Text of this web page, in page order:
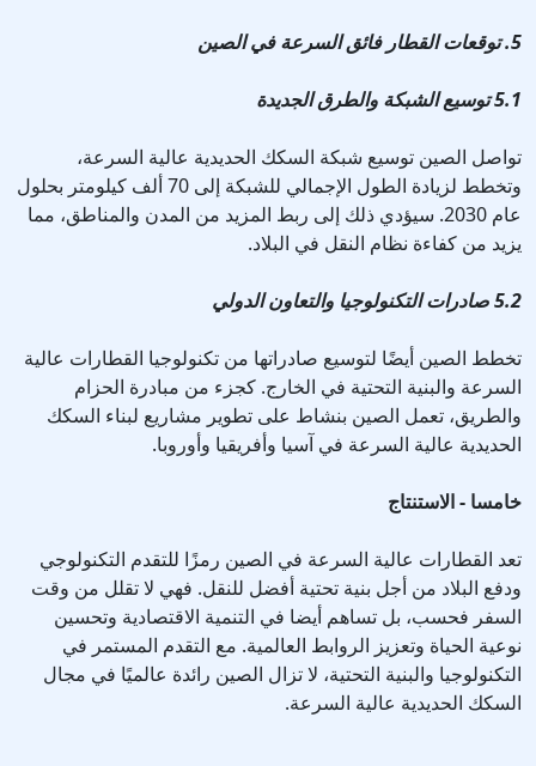
5. توقعات القطار فائق السرعة في الصين
5.1 توسيع الشبكة والطرق الجديدة
تواصل الصين توسيع شبكة السكك الحديدية عالية السرعة،
وتخطط لزيادة الطول الإجمالي للشبكة إلى 70 ألف كيلومتر بحلول
عام 2030. سيؤدي ذلك إلى ربط المزيد من المدن والمناطق، مما
يزيد من كفاءة نظام النقل في البلاد.
5.2 صادرات التكنولوجيا والتعاون الدولي
تخطط الصين أيضًا لتوسيع صادراتها من تكنولوجيا القطارات عالية
السرعة والبنية التحتية في الخارج. كجزء من مبادرة الحزام
والطريق، تعمل الصين بنشاط على تطوير مشاريع لبناء السكك
الحديدية عالية السرعة في آسيا وأفريقيا وأوروبا.
خامسا - الاستنتاج
تعد القطارات عالية السرعة في الصين رمزًا للتقدم التكنولوجي
ودفع البلاد من أجل بنية تحتية أفضل للنقل. فهي لا تقلل من وقت
السفر فحسب، بل تساهم أيضا في التنمية الاقتصادية وتحسين
نوعية الحياة وتعزيز الروابط العالمية. مع التقدم المستمر في
التكنولوجيا والبنية التحتية، لا تزال الصين رائدة عالميًا في مجال
السكك الحديدية عالية السرعة.